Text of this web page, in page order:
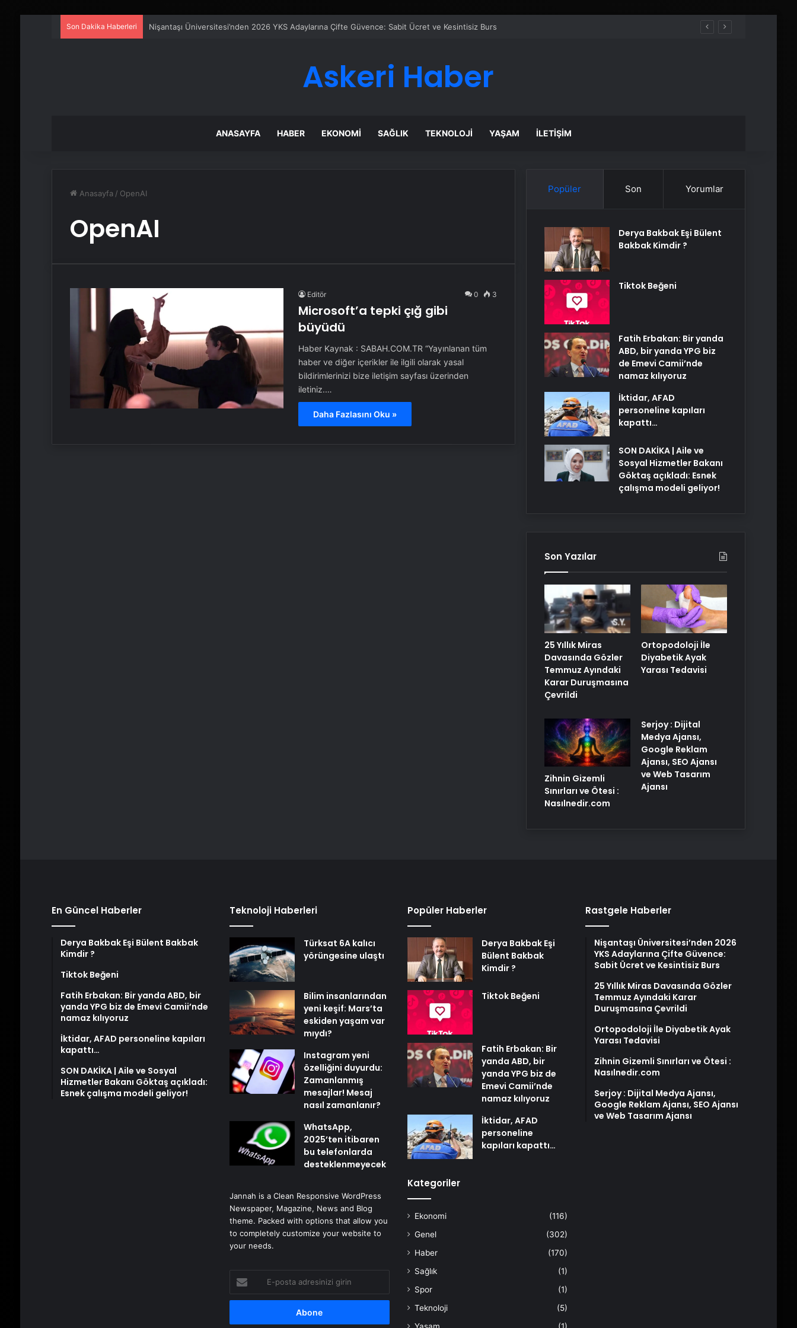
Son Dakika Haberleri 25 Yıllık Miras Davasında Gözler Temmuz Ayındaki Karar Duruşmasına Çevrildi
Askeri Haber
ANASAYFA HABER EKONOMI SAĞLIK TEKNOLOJI YAŞAM İLETIŞIM
Anasayfa / OpenAI
OpenAI
Editör 0 3
Microsoft’a tepki çığ gibi
büyüdü
Haber Kaynak : SABAH.COM.TR “Yayınlanan tüm
haber ve diğer içerikler ile ilgili olarak yasal
bildirimlerinizi bize iletişim sayfası üzerinden
iletiniz.…
Daha Fazlasını Oku »
Popüler Son Yorumlar
Derya Bakbak Eşi Bülent
Bakbak Kimdir ?
Tiktok Beğeni
Fatih Erbakan: Bir yanda
ABD, bir yanda YPG biz
de Emevi Camii’nde
namaz kılıyoruz
İktidar, AFAD
personeline kapıları
kapattı…
SON DAKİKA | Aile ve
Sosyal Hizmetler Bakanı
Göktaş açıkladı: Esnek
çalışma modeli geliyor!
Son Yazılar
25 Yıllık Miras
Davasında Gözler
Temmuz Ayındaki
Karar Duruşmasına
Çevrildi
Ortopodoloji İle
Diyabetik Ayak
Yarası Tedavisi
Zihnin Gizemli
Sınırları ve Ötesi :
Nasılnedir.com
Serjoy : Dijital
Medya Ajansı,
Google Reklam
Ajansı, SEO Ajansı
ve Web Tasarım
Ajansı
En Güncel Haberler
Derya Bakbak Eşi Bülent Bakbak
Kimdir ?
Tiktok Beğeni
Fatih Erbakan: Bir yanda ABD, bir
yanda YPG biz de Emevi Camii’nde
namaz kılıyoruz
İktidar, AFAD personeline kapıları
kapattı…
SON DAKİKA | Aile ve Sosyal
Hizmetler Bakanı Göktaş açıkladı:
Esnek çalışma modeli geliyor!
Teknoloji Haberleri
Türksat 6A kalıcı
yörüngesine ulaştı
Bilim insanlarından
yeni keşif: Mars’ta
eskiden yaşam var
mıydı?
Instagram yeni
özelliğini duyurdu:
Zamanlanmış
mesajlar! Mesaj
nasıl zamanlanır?
WhatsApp,
2025’ten itibaren
bu telefonlarda
desteklenmeyecek
Jannah is a Clean Responsive WordPress
Newspaper, Magazine, News and Blog
theme. Packed with options that allow you
to completely customize your website to
your needs.
posta
adresinizi
Popüler Haberler
Derya Bakbak Eşi
Bülent Bakbak
Kimdir ?
Tiktok Beğeni
Fatih Erbakan: Bir
yanda ABD, bir
yanda YPG biz de
Emevi Camii’nde
namaz kılıyoruz
İktidar, AFAD
personeline
kapıları kapattı…
Kategoriler
Ekonomi
(116)
Genel
(302)
Haber
(170)
Sağlık
(1)
Spor
(1)
Teknoloji
(5)
Rastgele Haberler
Nişantaşı Üniversitesi’nden 2026
YKS Adaylarına Çifte Güvence:
Sabit Ücret ve Kesintisiz Burs
25 Yıllık Miras Davasında Gözler
Temmuz Ayındaki Karar
Duruşmasına Çevrildi
Ortopodoloji İle Diyabetik Ayak
Yarası Tedavisi
Zihnin Gizemli Sınırları ve Ötesi :
Nasılnedir.com
Serjoy : Dijital Medya Ajansı,
Google Reklam Ajansı, SEO Ajansı
ve Web Tasarım Ajansı